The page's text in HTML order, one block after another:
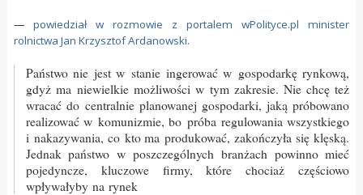
— powiedział w rozmowie z portalem wPolityce.pl minister
rolnictwa Jan Krzysztof Ardanowski.
Państwo nie jest w stanie ingerować w gospodarkę rynkową,
gdyż ma niewielkie możliwości w tym zakresie. Nie chcę też
wracać do centralnie planowanej gospodarki, jaką próbowano
realizować w komunizmie, bo próba regulowania wszystkiego
i nakazywania, co kto ma produkować, zakończyła się klęską.
Jednak państwo w poszczególnych branżach powinno mieć
pojedyncze, kluczowe firmy, które chociaż częściowo
wpływałyby na rynek